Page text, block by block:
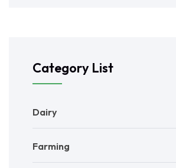
Category List
Dairy
Farming